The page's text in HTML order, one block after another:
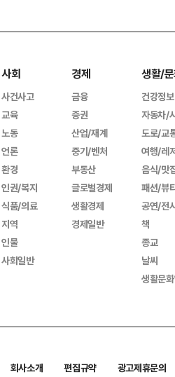
사회
사건사고
교육
노동
언론
환경
인권/복지
식품/의료
지역
인물
사회일반
경제
금융
증권
산업/재계
중기/벤처
부동산
글로벌경제
생활경제
경제일반
생활/
건강정보
자동차/
도로/교
여행/레
음식/맛
패션/뷰
공연/전
책
종교
날씨
생활문
회사소개 편집규약
광고제휴문의